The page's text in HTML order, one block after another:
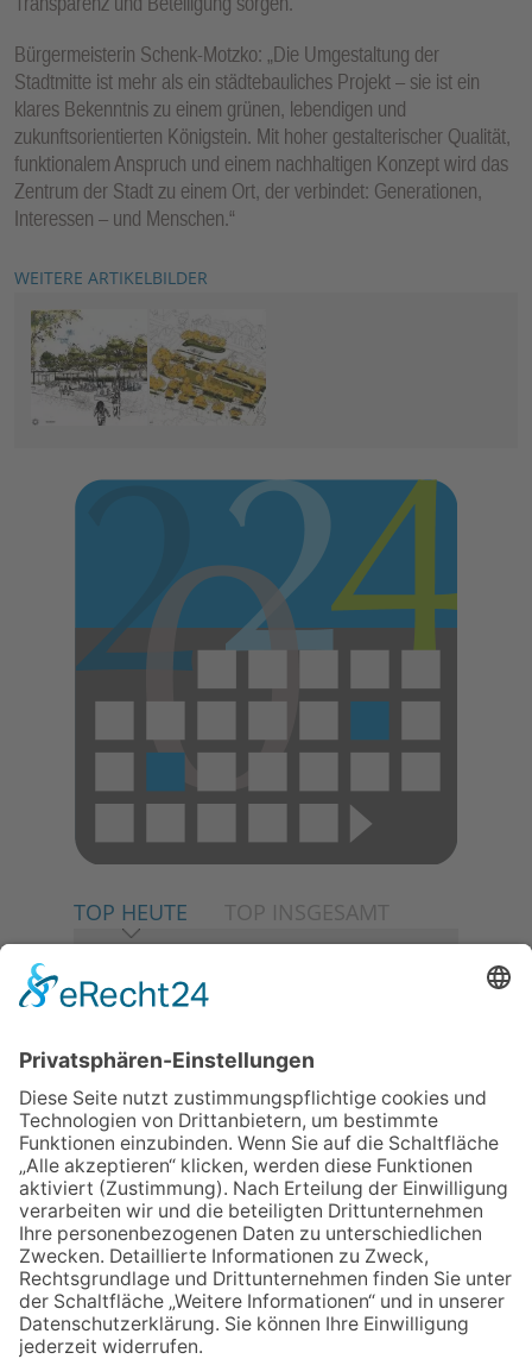
Bürgermeisterin Schenk-Motzko: „Die Umgestaltung der
Stadtmitte ist mehr als ein städtebauliches Projekt – sie ist ein
klares Bekenntnis zu einem grünen, lebendigen und
zukunftsorientierten Königstein. Mit hoher gestalterischer Qualität,
funktionalem Anspruch und einem nachhaltigen Konzept wird das
Zentrum der Stadt zu einem Ort, der verbindet: Generationen,
Interessen – und Menschen.“
WEITERE ARTIKELBILDER
TOP HEUTE TOP INSGESAMT
06.08.2026
Baustellenführung führt auch in
die Zukunft der Stadt
Königstein
06.08.2026
Klinikforum zum Thema
Karpaltunnelsyndrom
06.08.2026
Gewinnspiel zum Start ins
Schuljahr
06.08.2026
„Rock auf der Burg“ lässt
Königstein beben